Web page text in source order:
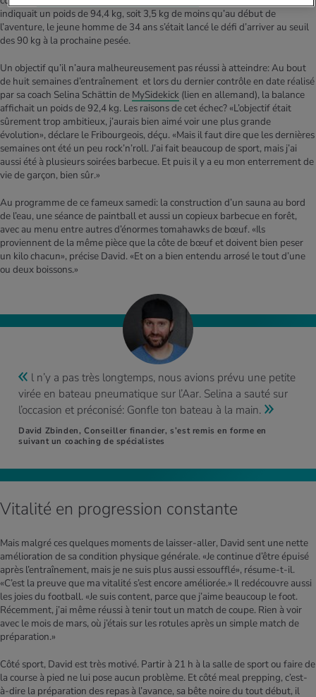
indiquait un poids de 94,4 kg, soit 3,5 kg de moins qu’au début de
l’aventure, le jeune homme de 34 ans s’était lancé le défi d’arriver au seuil
des 90 kg à la prochaine pesée.
Un objectif qu’il n’aura malheureusement pas réussi à atteindre: Au bout
de huit semaines d’entraînement et lors du dernier contrôle en date réalisé
par sa coach Selina Schättin de MySidekick (lien en allemand), la balance
affichait un poids de 92,4 kg. Les raisons de cet échec? «L’objectif était
sûrement trop ambitieux, j’aurais bien aimé voir une plus grande
évolution», déclare le Fribourgeois, déçu. «Mais il faut dire que les dernières
semaines ont été un peu rock’n’roll. J’ai fait beaucoup de sport, mais j’ai
aussi été à plusieurs soirées barbecue. Et puis il y a eu mon enterrement de
vie de garçon, bien sûr.»
Au programme de ce fameux samedi: la construction d’un sauna au bord
de l’eau, une séance de paintball et aussi un copieux barbecue en forêt,
avec au menu entre autres d’énormes tomahawks de bœuf. «Ils
proviennent de la même pièce que la côte de bœuf et doivent bien peser
un kilo chacun», précise David. «Et on a bien entendu arrosé le tout d’une
ou deux boissons.»
l n’y a pas très longtemps, nous avions prévu une petite
virée en bateau pneumatique sur l’Aar. Selina a sauté sur
l’occasion et préconisé: Gonfle ton bateau à la main.
David Zbinden, Conseiller financier, s’est remis en forme en
suivant un coaching de spécialistes
Vitalité en progression constante
Mais malgré ces quelques moments de laisser-aller, David sent une nette
amélioration de sa condition physique générale. «Je continue d’être épuisé
après l’entraînement, mais je ne suis plus aussi essoufflé», résume-t-il.
«C’est la preuve que ma vitalité s’est encore améliorée.» Il redécouvre aussi
les joies du football. «Je suis content, parce que j’aime beaucoup le foot.
Récemment, j’ai même réussi à tenir tout un match de coupe. Rien à voir
avec le mois de mars, où j’étais sur les rotules après un simple match de
préparation.»
Côté sport, David est très motivé. Partir à 21 h à la salle de sport ou faire de
la course à pied ne lui pose aucun problème. Et côté meal prepping, c’est-
à-dire la préparation des repas à l’avance, sa bête noire du tout début, il